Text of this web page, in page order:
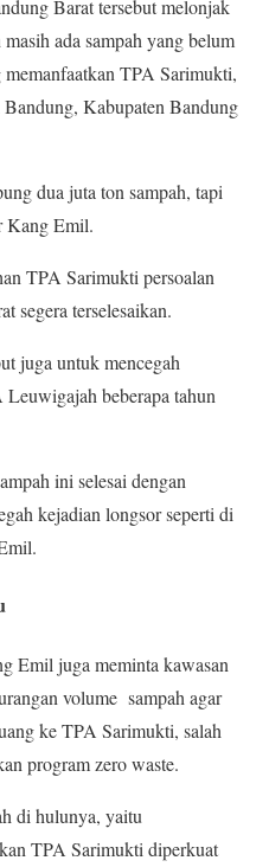
Barat tersebut melonjak
ada sampah yang belum
TPA Sarimukti,
Kabupaten Bandung
dua juta ton sampah, tapi
Kang Emil.
TPA Sarimukti persoalan
segera terselesaikan.
juga untuk mencegah
beberapa tahun
ini selesai dengan
kejadian longsor seperti di
Emil juga meminta kawasan
volume sampah agar
ke TPA Sarimukti, salah
program zero waste.
di hulunya, yaitu
TPA Sarimukti diperkuat